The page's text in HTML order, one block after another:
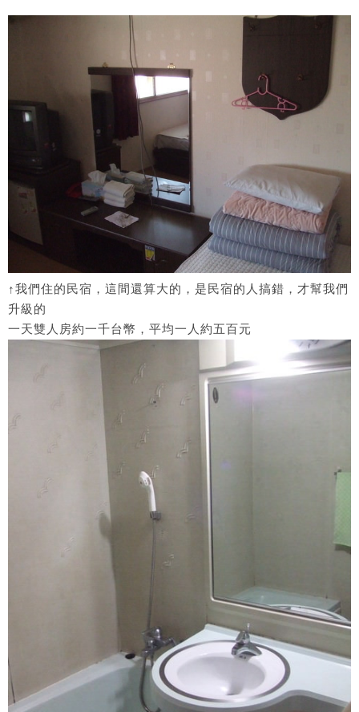
↑我們住的民宿，這間還算大的，是民宿的人搞錯，才幫我們
升級的
一天雙人房約一千台幣，平均一人約五百元